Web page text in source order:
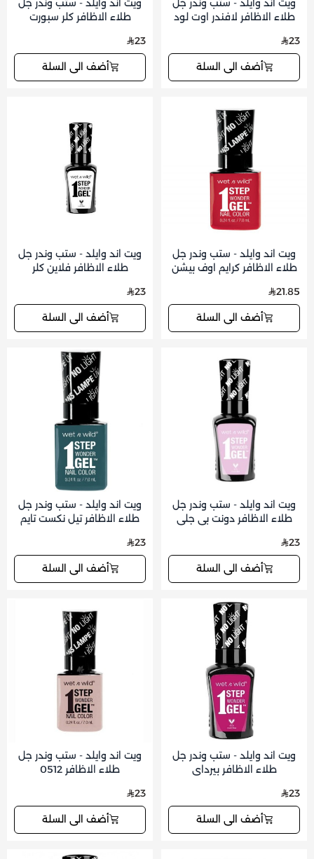
ويت اند وايلد - ستب وندر جل
طلاء الاظافر لافندر اوت لود
23
أضف الى السلة
ويت اند وايلد - ستب وندر جل
طلاء الاظافر كلر سبورت
23
أضف الى السلة
ويت اند وايلد - ستب وندر جل
طلاء الاظافر كرايم اوف بيشن
21.85
أضف الى السلة
ويت اند وايلد - ستب وندر جل
طلاء الاظافر فلاين كلر
23
أضف الى السلة
ويت اند وايلد - ستب وندر جل
طلاء الاظافر دونت بي جلي
23
أضف الى السلة
ويت اند وايلد - ستب وندر جل
طلاء الاظافر تيل نكست تايم
23
أضف الى السلة
ويت اند وايلد - ستب وندر جل
طلاء الاظافر بيرداي
23
أضف الى السلة
ويت اند وايلد - ستب وندر جل
طلاء الاظافر 0512
23
أضف الى السلة